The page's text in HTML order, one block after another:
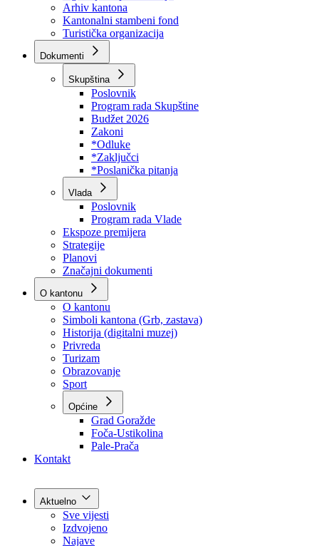
BPK šume
RTV BPK
Agencija za privatizaciju
Arhiv kantona
Kantonalni stambeni fond
Turistička organizacija
Dokumenti
Skupština
Poslovnik
Program rada Skupštine
Budžet 2026
Zakoni
*Odluke
*Zaključci
*Poslanička pitanja
Vlada
Poslovnik
Program rada Vlade
Ekspoze premijera
Strategije
Planovi
Značajni dokumenti
O kantonu
O kantonu
Simboli kantona (Grb, zastava)
Historija (digitalni muzej)
Privreda
Turizam
Obrazovanje
Sport
Općine
Kontakt
Aktuelno